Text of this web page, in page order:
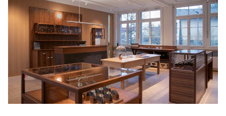
MYORIS